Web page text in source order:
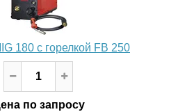
180 с горелкой FB 250
по запросу